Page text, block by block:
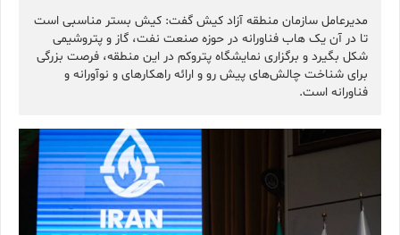
مدیرعامل سازمان منطقه آزاد کیش گفت: کیش بستر مناسبی است
تا در آن یک هاب فناورانه در حوزه صنعت نفت، گاز و پتروشیمی
شکل بگیرد و برگزاری نمایشگاه پتروکم در این منطقه، فرصت بزرگی
برای شناخت چالش‌های پیش رو و ارائه راهکارهای و نوآورانه و
فناورانه است.